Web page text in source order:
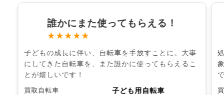
誰かにまた使ってもらえる！
★★★★★
子どもの成長に伴い、自転車を手放すことに。大事
にしてきた自転車を、また誰かに使ってもらえるこ
とが嬉しいです！
買取自転車 子ども用自転車